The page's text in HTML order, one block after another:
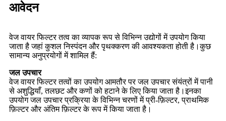
आवेदन
वेज वायर फिल्टर तत्व का व्यापक रूप से विभिन्न उद्योगों में उपयोग किया
जाता है जहां कुशल निस्पंदन और पृथक्करण की आवश्यकता होती है।कुछ
सामान्य अनुप्रयोगों में शामिल हैं:
जल उपचार
वेज वायर फिल्टर तत्वों का उपयोग आमतौर पर जल उपचार संयंत्रों में पानी
से अशुद्धियाँ, तलछट और कणों को हटाने के लिए किया जाता है।इनका
उपयोग जल उपचार प्रक्रिया के विभिन्न चरणों में प्री-फ़िल्टर, प्राथमिक
फ़िल्टर और अंतिम फ़िल्टर के रूप में किया जाता है।